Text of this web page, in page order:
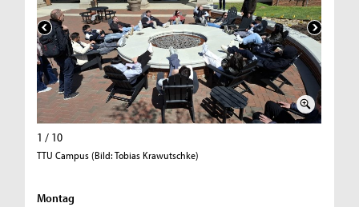
1 / 10
TTU Campus (Bild: Tobias Krawutschke)
Montag